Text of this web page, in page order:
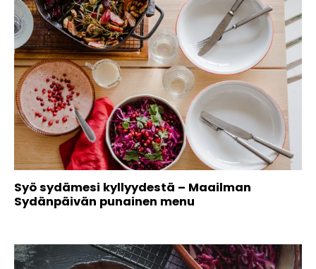
Syö sydämesi kyllyydestä – Maailman
Sydänpäivän punainen menu